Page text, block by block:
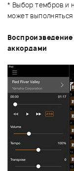
* Выбор тембров и
может
аккордами